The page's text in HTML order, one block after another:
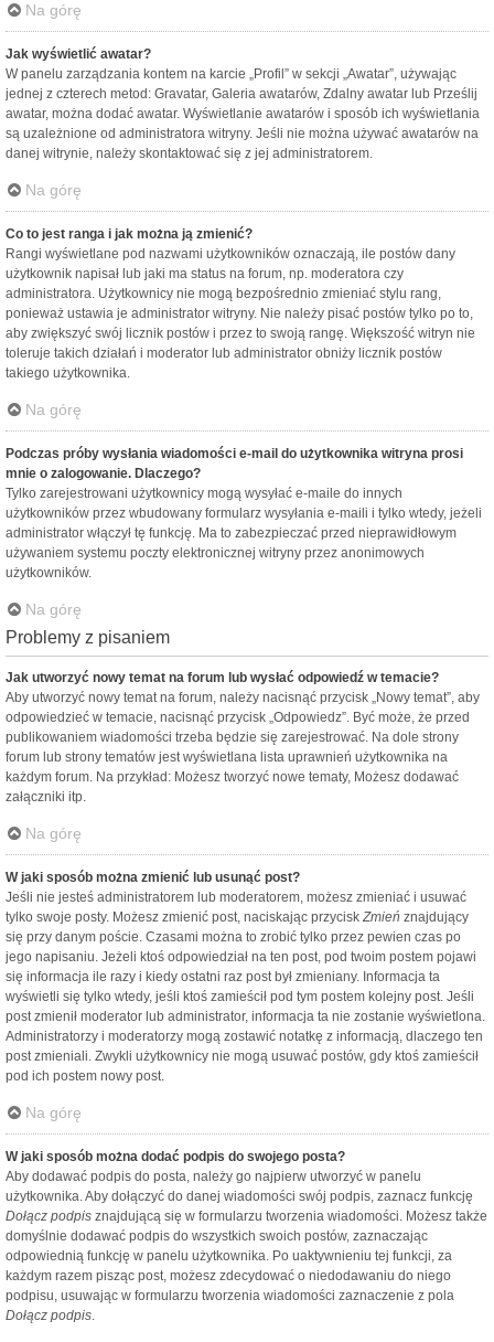
Na górę
Jak wyświetlić awatar?
W panelu zarządzania kontem na karcie „Profil” w sekcji „Awatar”, używając
jednej z czterech metod: Gravatar, Galeria awatarów, Zdalny awatar lub Prześlij
awatar, można dodać awatar. Wyświetlanie awatarów i sposób ich wyświetlania
są uzależnione od administratora witryny. Jeśli nie można używać awatarów na
danej witrynie, należy skontaktować się z jej administratorem.
Na górę
Co to jest ranga i jak można ją zmienić?
Rangi wyświetlane pod nazwami użytkowników oznaczają, ile postów dany
użytkownik napisał lub jaki ma status na forum, np. moderatora czy
administratora. Użytkownicy nie mogą bezpośrednio zmieniać stylu rang,
ponieważ ustawia je administrator witryny. Nie należy pisać postów tylko po to,
aby zwiększyć swój licznik postów i przez to swoją rangę. Większość witryn nie
toleruje takich działań i moderator lub administrator obniży licznik postów
takiego użytkownika.
Na górę
Podczas próby wysłania wiadomości e-mail do użytkownika witryna prosi
mnie o zalogowanie. Dlaczego?
Tylko zarejestrowani użytkownicy mogą wysyłać e-maile do innych
użytkowników przez wbudowany formularz wysyłania e-maili i tylko wtedy, jeżeli
administrator włączył tę funkcję. Ma to zabezpieczać przed nieprawidłowym
używaniem systemu poczty elektronicznej witryny przez anonimowych
użytkowników.
Na górę
Problemy z pisaniem
Jak utworzyć nowy temat na forum lub wysłać odpowiedź w temacie?
Aby utworzyć nowy temat na forum, należy nacisnąć przycisk „Nowy temat”, aby
odpowiedzieć w temacie, nacisnąć przycisk „Odpowiedz”. Być może, że przed
publikowaniem wiadomości trzeba będzie się zarejestrować. Na dole strony
forum lub strony tematów jest wyświetlana lista uprawnień użytkownika na
każdym forum. Na przykład: Możesz tworzyć nowe tematy, Możesz dodawać
załączniki itp.
Na górę
W jaki sposób można zmienić lub usunąć post?
Jeśli nie jesteś administratorem lub moderatorem, możesz zmieniać i usuwać
tylko swoje posty. Możesz zmienić post, naciskając przycisk Zmień znajdujący
się przy danym poście. Czasami można to zrobić tylko przez pewien czas po
jego napisaniu. Jeżeli ktoś odpowiedział na ten post, pod twoim postem pojawi
się informacja ile razy i kiedy ostatni raz post był zmieniany. Informacja ta
wyświetli się tylko wtedy, jeśli ktoś zamieścił pod tym postem kolejny post. Jeśli
post zmienił moderator lub administrator, informacja ta nie zostanie wyświetlona.
Administratorzy i moderatorzy mogą zostawić notatkę z informacją, dlaczego ten
post zmieniali. Zwykli użytkownicy nie mogą usuwać postów, gdy ktoś zamieścił
pod ich postem nowy post.
Na górę
W jaki sposób można dodać podpis do swojego posta?
Aby dodawać podpis do posta, należy go najpierw utworzyć w panelu
użytkownika. Aby dołączyć do danej wiadomości swój podpis, zaznacz funkcję
Dołącz podpis znajdującą się w formularzu tworzenia wiadomości. Możesz także
domyślnie dodawać podpis do wszystkich swoich postów, zaznaczając
odpowiednią funkcję w panelu użytkownika. Po uaktywnieniu tej funkcji, za
każdym razem pisząc post, możesz zdecydować o niedodawaniu do niego
podpisu, usuwając w formularzu tworzenia wiadomości zaznaczenie z pola
Dołącz podpis.